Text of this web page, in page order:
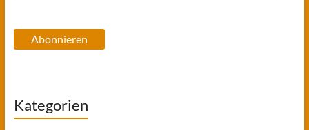
Abonnieren
Kategorien